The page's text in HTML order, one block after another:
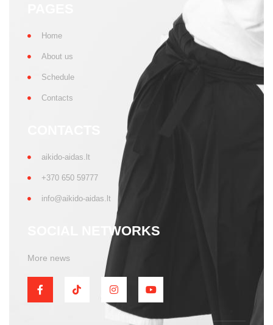
Home
About us
Schedule
Contacts
aikido-aidas.lt
+370 650 59777
info@aikido-aidas.lt
SOCIAL NETWORKS
More news